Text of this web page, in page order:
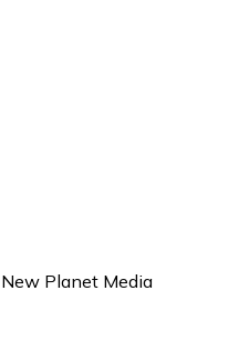
New Planet Media